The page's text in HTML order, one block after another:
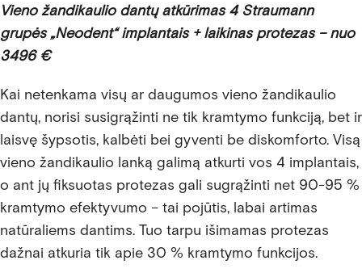
Vieno žandikaulio dantų atkūrimas 4 Straumann
grupės „Neodent“ implantais + laikinas protezas – nuo
3496 €
Kai netenkama visų ar daugumos vieno žandikaulio
dantų, norisi susigrąžinti ne tik kramtymo funkciją, bet ir
laisvę šypsotis, kalbėti bei gyventi be diskomforto. Visą
vieno žandikaulio lanką galimą atkurti vos 4 implantais,
o ant jų fiksuotas protezas gali sugrąžinti net 90-95 %
kramtymo efektyvumo – tai pojūtis, labai artimas
natūraliems dantims. Tuo tarpu išimamas protezas
dažnai atkuria tik apie 30 % kramtymo funkcijos.